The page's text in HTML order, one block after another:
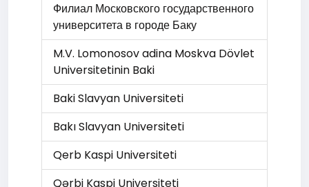
Филиал Московского государственного
университета в городе Баку
M.V. Lomonosov adina Moskva Dövlet
Universitetinin Baki
Baki Slavyan Universiteti
Bakı Slavyan Universiteti
Qerb Kaspi Universiteti
Qərbi Kaspi Universiteti